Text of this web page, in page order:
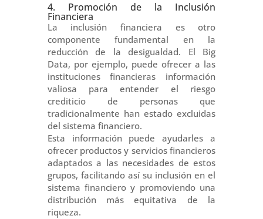
4. Promoción de la Inclusión
Financiera
La inclusión financiera es otro
componente fundamental en la
reducción de la desigualdad. El Big
Data, por ejemplo, puede ofrecer a las
instituciones financieras información
valiosa para entender el riesgo
crediticio de personas que
tradicionalmente han estado excluidas
del sistema financiero.
Esta información puede ayudarles a
ofrecer productos y servicios financieros
adaptados a las necesidades de estos
grupos, facilitando así su inclusión en el
sistema financiero y promoviendo una
distribución más equitativa de la
riqueza.